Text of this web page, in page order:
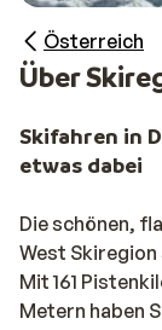
Österreich
Über
Skifahren in
etwas dabei
Die schönen,
West
Mit 161
Metern haben